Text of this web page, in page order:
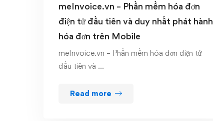
meInvoice.vn – Phần mềm hóa đơn
điện tử đầu tiên và duy nhất phát hành
hóa đơn trên Mobile
meInvoice.vn – Phần mềm hóa đơn điện tử
đầu tiên và …
Read more